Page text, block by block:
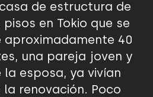
de estructura de
en Tokio que se
40
una pareja joven y
esposa, ya vivían
renovación. Poco